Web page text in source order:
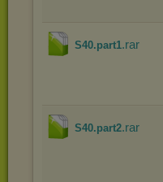
S40.part1.rar
S40.part2.rar